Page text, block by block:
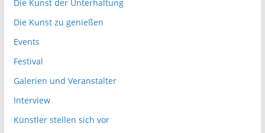
Die Kunst der Unterhaltung
Die Kunst zu genießen
Events
Festival
Galerien und Veranstalter
Interview
Künstler stellen sich vor